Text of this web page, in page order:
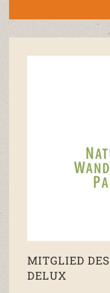
MITGLIED
DELUX